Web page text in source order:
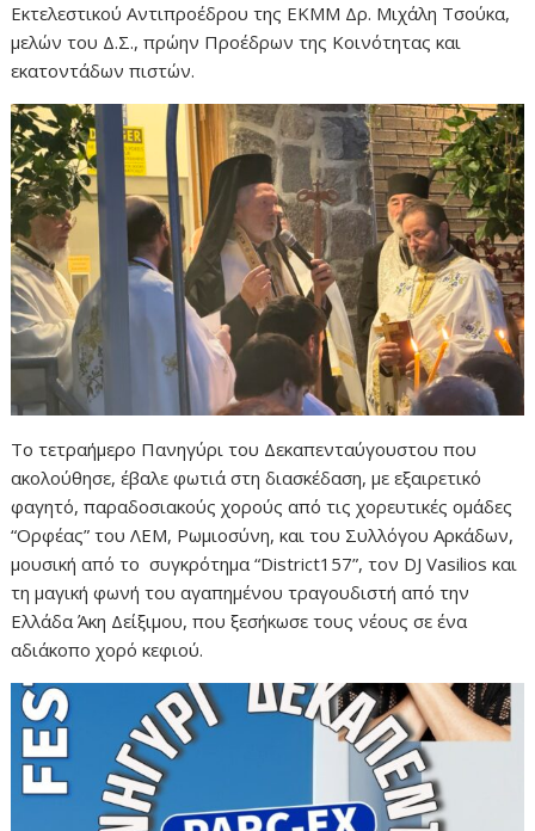
Εκτελεστικού Αντιπροέδρου της ΕΚΜΜ Δρ. Μιχάλη Τσούκα,
μελών του Δ.Σ., πρώην Προέδρων της Κοινότητας και
εκατοντάδων πιστών.
Το τετραήμερο Πανηγύρι του Δεκαπενταύγουστου που
ακολούθησε, έβαλε φωτιά στη διασκέδαση, με εξαιρετικό
φαγητό, παραδοσιακούς χορούς από τις χορευτικές ομάδες
“Ορφέας” του ΛΕΜ, Ρωμιοσύνη, και του Συλλόγου Αρκάδων,
μουσική από το συγκρότημα “District157”, τον DJ Vasiliosκαι
τη μαγική φωνή του αγαπημένου τραγουδιστή από την
Ελλάδα Άκη Δείξιμου, που ξεσήκωσε τους νέους σε ένα
αδιάκοπο χορό κεφιού.